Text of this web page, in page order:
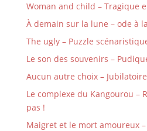
Woman and child – Tragique
À demain sur la lune – ode à
The ugly – Puzzle
Le son des souvenirs –
Aucun autre choix –
Le complexe du Kangourou –
pas !
Maigret et le mort amoureux